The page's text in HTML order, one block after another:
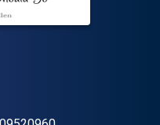
"ISBN-13